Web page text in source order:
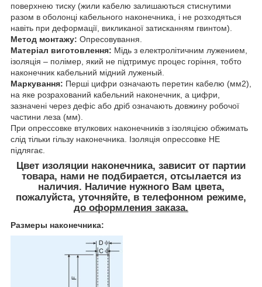
поверхнею тиску (жили кабелю залишаються стиснутими
разом в оболонці кабельного наконечника, і не розходяться
навіть при деформації, викликаної затисканням гвинтом).
Метод монтажу: Опресовування.
Матеріал виготовлення: Мідь з електролітичним лужением,
ізоляція – полімер, який не підтримує процес горіння, тобто
наконечник кабельний мідний луженый.
Маркування: Перші цифри означають перетин кабелю (мм2),
на яке розрахований кабельний наконечник, а цифри,
зазначені через дефіс або дріб означають довжину робочої
частини леза (мм).
При опрессовке втулкових наконечників з ізоляцією обжимать
слід тільки гільзу наконечника. Ізоляція опрессовке НЕ
підлягає.
Цвет изоляции наконечника, зависит от партии
товара, нами не подбирается, отсылается из
наличия. Наличие нужного Вам цвета,
пожалуйста, уточняйте, в телефонном режиме,
до оформления заказа.
Размеры наконечника: